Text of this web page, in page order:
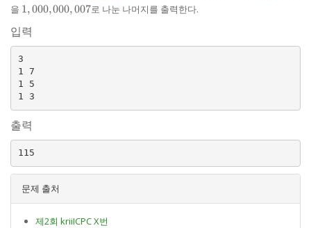
을 1,000,000,007
1,000,000,007로 나눈 나머지를 출력한다.
입력
3
1 7
1 5
출력
문제 출처
제2회 kriiICPC X번